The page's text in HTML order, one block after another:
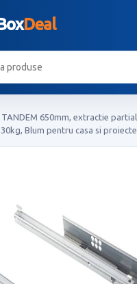
Deal
TANDEM 650mm, extractie
30kg, Blum pentru casa si